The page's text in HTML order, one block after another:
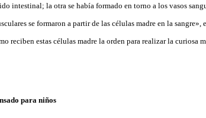
intestinal; la otra se había formado en torno a los vasos
se formaron a partir de las células madre en la
reciben estas células madre la orden para realizar la curiosa
para niños